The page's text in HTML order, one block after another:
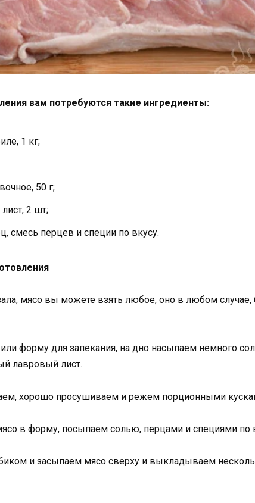
вам потребуются такие ингредиенты:
1 кг;
50 г;
2 шт;
смесь перцев и специи по вкусу.
мясо вы можете взять любое, оно в любом
форму для запекания, на дно насыпаем немного
лавровый лист.
хорошо просушиваем и режем порционными
в форму, посыпаем солью, перцами и специями по
и засыпаем мясо сверху и выкладываем